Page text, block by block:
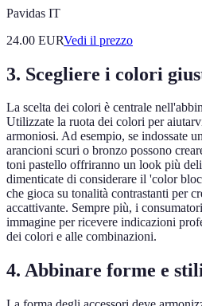
Pavidas IT
24.00 EURVedi il prezzo
3. Scegliere i colori
La scelta dei colori è centrale
Utilizzate la ruota dei colori per
armoniosi. Ad esempio, se indossate
arancioni scuri o bronzo possono
toni pastello offriranno un look più
dimenticate di considerare il 'color
che gioca su tonalità contrastanti per
accattivante. Sempre più, i
immagine per ricevere indicazioni
dei colori e alle combinazioni.
4. Abbinare forme e